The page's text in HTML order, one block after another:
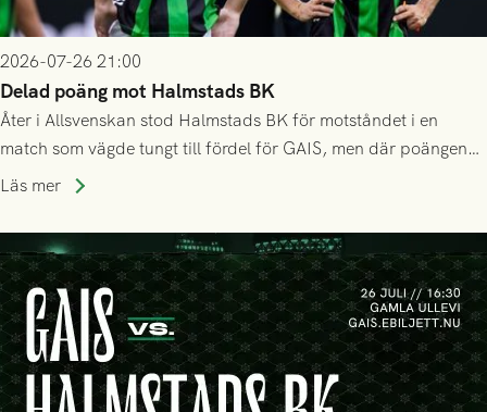
2026-07-26 21:00
Delad poäng mot Halmstads BK
Åter i Allsvenskan stod Halmstads BK för motståndet i en
match som vägde tungt till fördel för GAIS, men där poängen
delades efter dramatik på tilläggstid.
Läs mer